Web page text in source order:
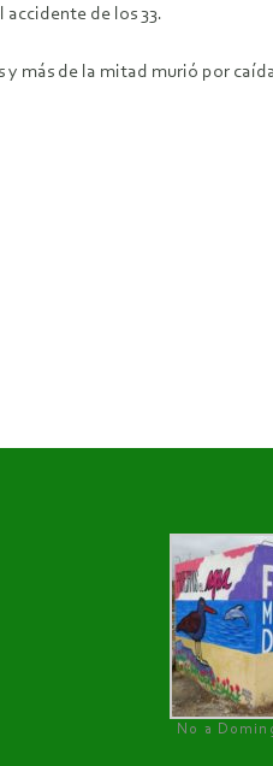
de los 33.
más de la mitad murió por
No a